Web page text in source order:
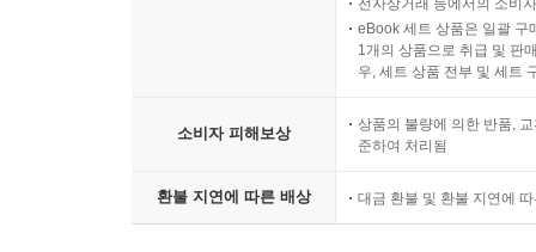
전자상거래 등에서의 소비
eBook 세트 상품은 일괄 구
1개의 상품으로 취급 및 판
우, 세트 상품 전부 및 세트
소비자 피해보상
상품의 불량에 의한 반품,
준하여 처리됨
환불 지연에 따른 배상 대금 환불 및 환불 지연에